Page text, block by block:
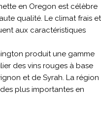
en Oregon est célèbre
qualité. Le climat frais et
aux caractéristiques
produit une gamme
des vins rouges à base
et de Syrah. La région
plus importantes en